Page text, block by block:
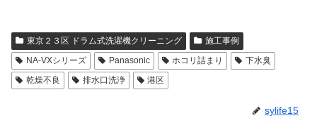
東京２３区 ドラム式洗濯機クリーニング
施工事例
NA-VXシリーズ
Panasonic ホコリ詰まり
下水臭
乾燥不良
排水口洗浄 港区
sylife15